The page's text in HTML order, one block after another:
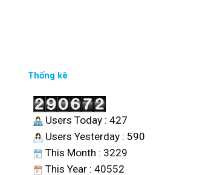
Thống kê
Users Today : 427
Users Yesterday : 590
This Month : 3229
This Year : 40552